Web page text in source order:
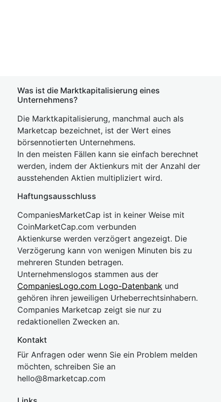
Was ist die Marktkapitalisierung eines
Unternehmens?
Die Marktkapitalisierung, manchmal auch als
Marketcap bezeichnet, ist der Wert eines
börsennotierten Unternehmens.
In den meisten Fällen kann sie einfach berechnet
werden, indem der Aktienkurs mit der Anzahl der
ausstehenden Aktien multipliziert wird.
Haftungsausschluss
CompaniesMarketCap ist in keiner Weise mit
CoinMarketCap.com verbunden
Aktienkurse werden verzögert angezeigt. Die
Verzögerung kann von wenigen Minuten bis zu
mehreren Stunden betragen.
Unternehmenslogos stammen aus der
CompaniesLogo.com Logo-Datenbank und
gehören ihren jeweiligen Urheberrechtsinhabern.
Companies Marketcap zeigt sie nur zu
redaktionellen Zwecken an.
Kontakt
Für Anfragen oder wenn Sie ein Problem melden
möchten, schreiben Sie an
hello@8marketcap.com